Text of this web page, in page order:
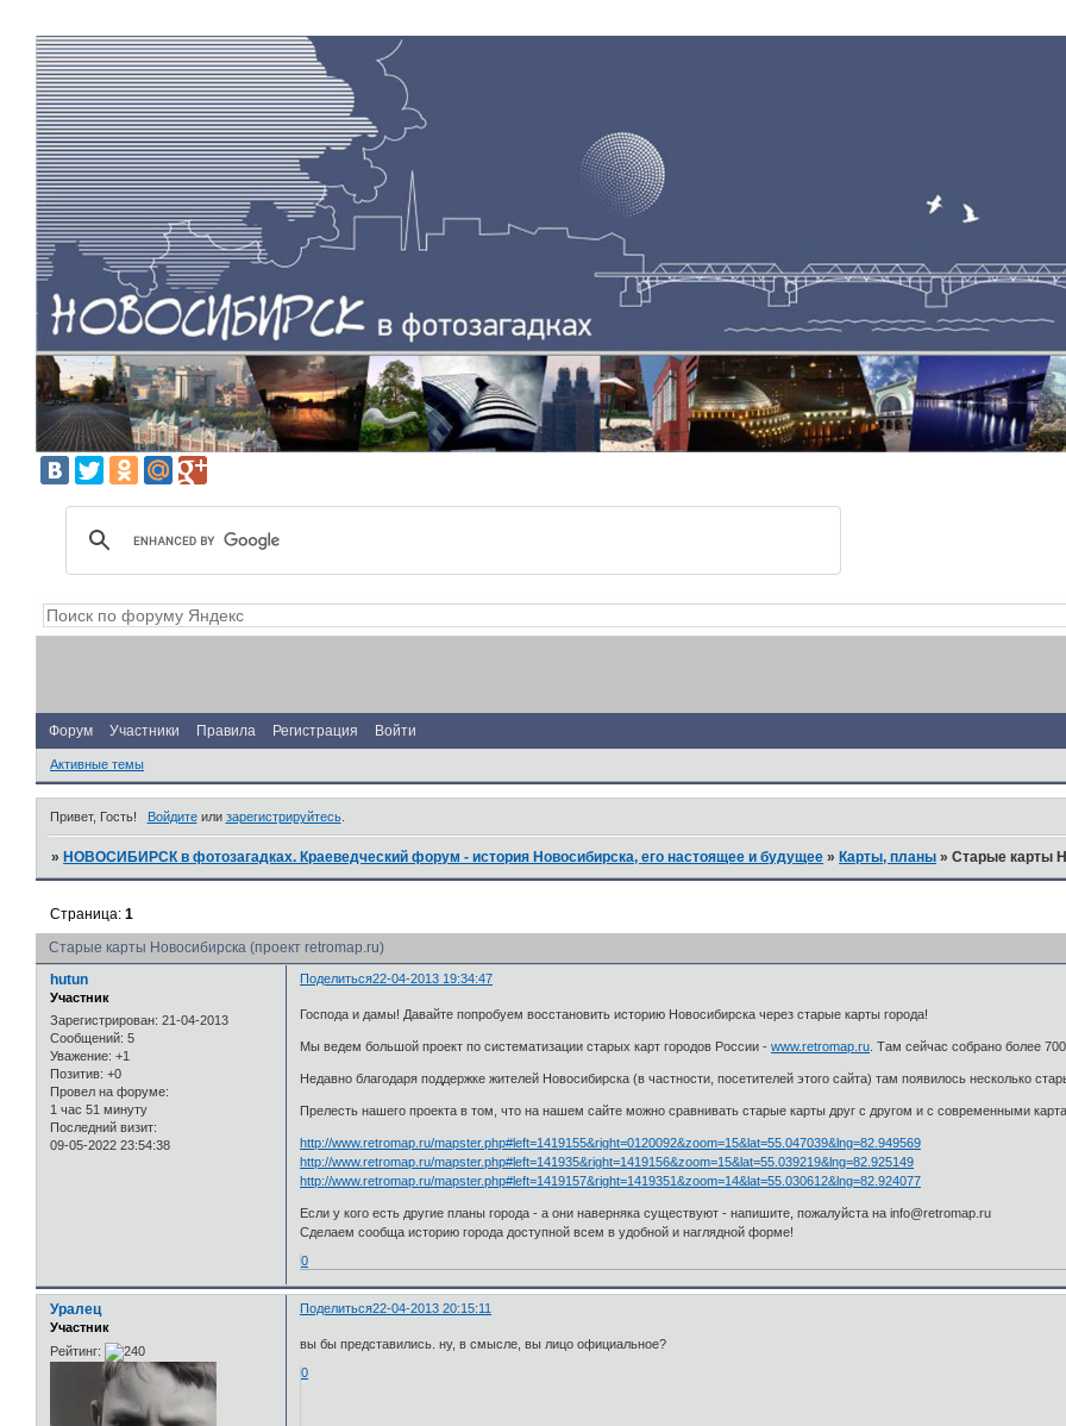
Форум Участники Правила Регистрация Войти
Активные темы
Привет, Гость! Войдитеили зарегистрируйтесь.
»НОВОСИБИРСК в фотозагадках. Краеведческий форум - история Новосибирска, его настоящее и будущее »Карты, планы »Старые карты
Старые карты Новосибирска (проект retromap.ru)
Страница:1
Поделиться22-04-2013 19:34:47
hutun
Участник
Зарегистрирован: 21-04-2013
Сообщений: 5
Уважение: +1
Позитив: +0
Провел на форуме:
1 час 51 минуту
Последний визит:
09-05-2022 23:54:38
Господа и дамы! Давайте попробуем восстановить историю Новосибирска через старые карты города!
Мы ведем большой проект по систематизации старых карт городов России -www.retromap.ru . Там сейчас собрано более
Недавно благодаря поддержке жителей Новосибирска (в частности, посетителей этого сайта) там появилось несколько
Прелесть нашего проекта в том, что на нашем сайте можно сравнивать старые карты друг с другом и с современными
http://www.retromap.ru/mapster.php#left=1419155&right=0120092&zoom=15&lat=55.047039&lng=82.949569
http://www.retromap.ru/mapster.php#left=141935&right=1419156&zoom=15&lat=55.039219&lng=82.925149
http://www.retromap.ru/mapster.php#left=1419157&right=1419351&zoom=14&lat=55.030612&lng=82.924077
Если у кого есть другие планы города - а они наверняка существуют - напишите, пожалуйста на info@retromap.ru
Сделаем сообща историю города доступной всем в удобной и наглядной форме!
0
Поделиться22-04-2013 20:15:11
Уралец
Участник
Рейтинг:
вы бы представились. ну, в смысле, вы лицо официальное?
0